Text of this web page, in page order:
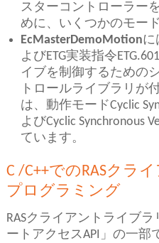
スターコントローラー
めに、いくつかのモー
EcMasterDemoMotionに
よびETG実装指令
イブを制御するための
トロールライブラリが
は、動作モードCyclic
よびCyclic Synchronous
ています。
C /C++でのRASクラ
プログラミング
RASクライアントライブ
ートアクセスAPI」の一部